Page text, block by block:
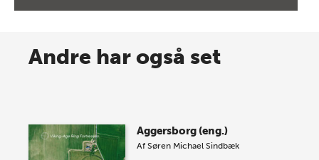
Spar op til 70% til sommer-
onsdag den 10. j…
Andre har også set
Aggersborg (eng.)
AfSøren Michael Sindbæk